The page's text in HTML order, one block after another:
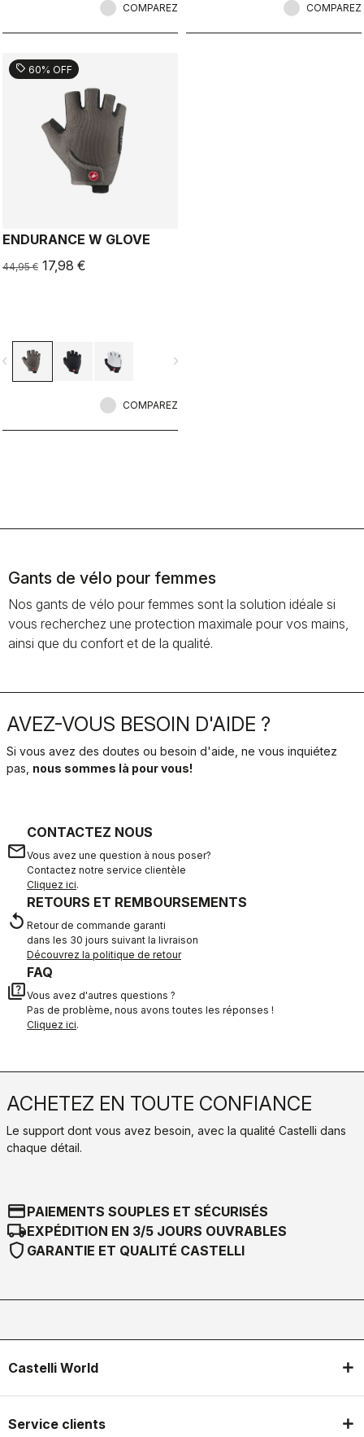
COMPAREZ COMPAREZ
sell 60% OFF
ENDURANCE W GLOVE
44,95 € 17,98 €
navigate_next
COMPAREZ
Gants de vélo pour femmes
Nos gants de vélo pour femmes sont la solution idéale si
vous recherchez une protection maximale pour vos mains,
ainsi que du confort et de la qualité.
AVEZ-VOUS BESOIN D'AIDE ?
Si vous avez des doutes ou besoin d'aide, ne vous inquiétez
pas, nous sommes là pour vous!
email
CONTACTEZ NOUS
Vous avez une question à nous poser?
Contactez notre service clientèle
Cliquez ici.
replay
RETOURS ET REMBOURSEMENTS
Retour de commande garanti
dans les 30 jours suivant la livraison
Découvrez la politique de retour
quiz
FAQ
Vous avez d'autres questions ?
Pas de problème, nous avons toutes les réponses !
Cliquez ici.
ACHETEZ EN TOUTE CONFIANCE
Le support dont vous avez besoin, avec la qualité Castelli dans
chaque détail.
credit_cardPAIEMENTS SOUPLES ET SÉCURISÉS
local_shippingEXPÉDITION EN 3/5 JOURS OUVRABLES
shield GARANTIE ET QUALITÉ CASTELLI
Castelli World
Service clients